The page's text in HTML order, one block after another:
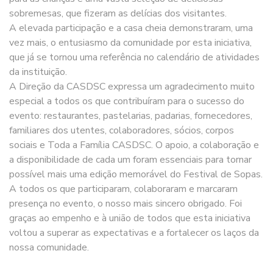
sobremesas, que fizeram as delícias dos visitantes.
A elevada participação e a casa cheia demonstraram, uma
vez mais, o entusiasmo da comunidade por esta iniciativa,
que já se tornou uma referência no calendário de atividades
da instituição.
A Direção da CASDSC expressa um agradecimento muito
especial a todos os que contribuíram para o sucesso do
evento: restaurantes, pastelarias, padarias, fornecedores,
familiares dos utentes, colaboradores, sócios, corpos
sociais e Toda a Família CASDSC. O apoio, a colaboração e
a disponibilidade de cada um foram essenciais para tornar
possível mais uma edição memorável do Festival de Sopas.
A todos os que participaram, colaboraram e marcaram
presença no evento, o nosso mais sincero obrigado. Foi
graças ao empenho e à união de todos que esta iniciativa
voltou a superar as expectativas e a fortalecer os laços da
nossa comunidade.